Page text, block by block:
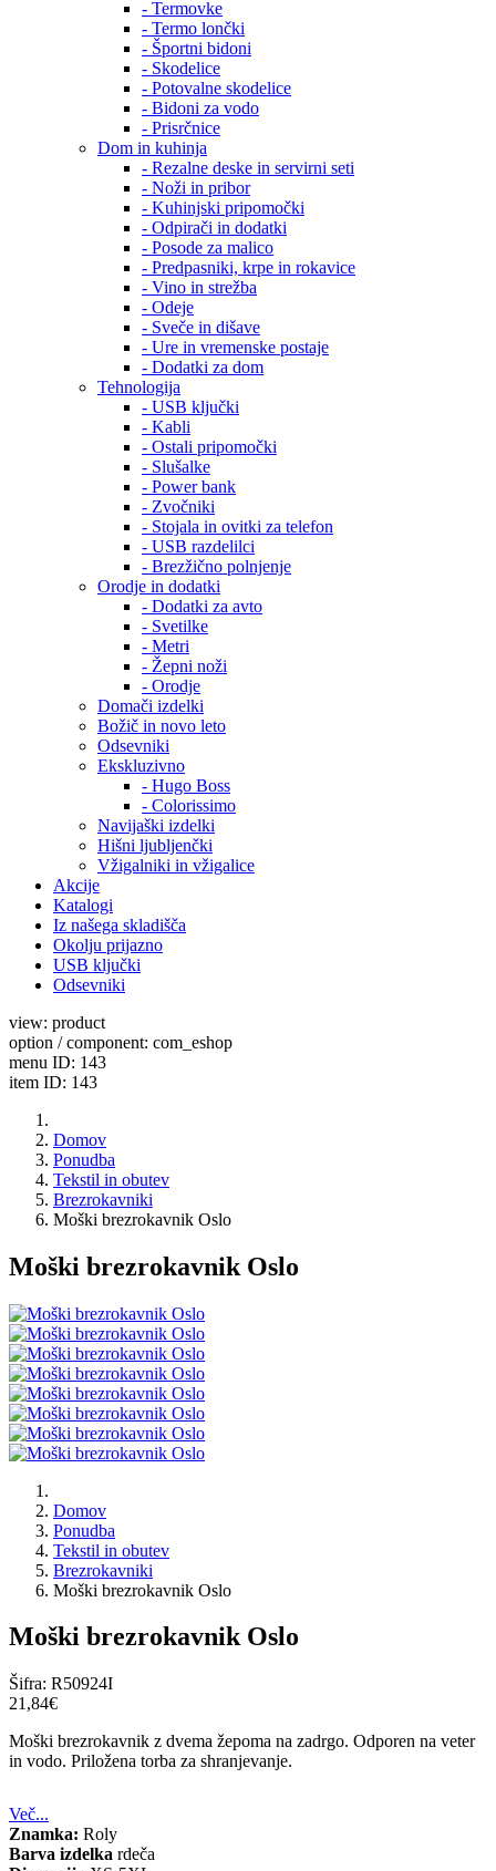
- Termovke
- Termo lončki
- Športni bidoni
- Skodelice
- Potovalne skodelice
- Bidoni za vodo
- Prisrčnice
Dom in kuhinja
- Rezalne deske in servirni seti
- Noži in pribor
- Kuhinjski pripomočki
- Odpirači in dodatki
- Posode za malico
- Predpasniki, krpe in rokavice
- Vino in strežba
- Odeje
- Sveče in dišave
- Ure in vremenske postaje
- Dodatki za dom
Tehnologija
- USB ključki
- Kabli
- Ostali pripomočki
- Slušalke
- Power bank
- Zvočniki
- Stojala in ovitki za telefon
- USB razdelilci
- Brezžično polnjenje
Orodje in dodatki
- Dodatki za avto
- Svetilke
- Metri
- Žepni noži
- Orodje
Domači izdelki
Božič in novo leto
Odsevniki
Ekskluzivno
- Hugo Boss
- Colorissimo
Navijaški izdelki
Hišni ljubljenčki
Vžigalniki in vžigalice
Akcije
Katalogi
Iz našega skladišča
Okolju prijazno
USB ključki
Odsevniki
view: product
option / component: com_eshop
menu ID: 143
item ID: 143
Domov
Ponudba
Tekstil in obutev
Brezrokavniki
Moški brezrokavnik Oslo
Moški brezrokavnik Oslo
Domov
Ponudba
Tekstil in obutev
Brezrokavniki
Moški brezrokavnik Oslo
Moški brezrokavnik Oslo
Šifra: R50924I
21,84‎€
Moški brezrokavnik z dvema žepoma na zadrgo. Odporen na veter
in vodo. Priložena torba za shranjevanje.
Več...
Znamka: Roly
Barva izdelka rdeča